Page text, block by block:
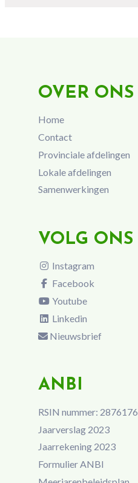
OVER ONS
Home
Contact
Provinciale afdelingen
Lokale afdelingen
Samenwerkingen
VOLG ONS
Instagram
Facebook
Youtube
Linkedin
Nieuwsbrief
ANBI
RSIN nummer: 2876176
Jaarverslag 2023
Jaarrekening 2023
Formulier ANBI